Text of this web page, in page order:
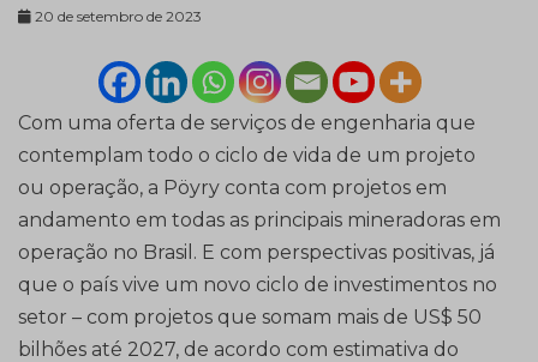
20 de setembro de 2023
Com uma oferta de serviços de engenharia que
contemplam todo o ciclo de vida de um projeto
ou operação, a Pöyry conta com projetos em
andamento em todas as principais mineradoras em
operação no Brasil. E com perspectivas positivas, já
que o país vive um novo ciclo de investimentos no
setor – com projetos que somam mais de US$ 50
bilhões até 2027, de acordo com estimativa do